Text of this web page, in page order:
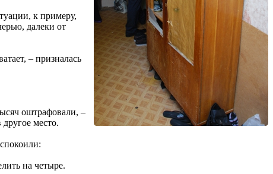
к примеру,
далеки от
– призналась
оштрафовали, –
место.
на четыре.